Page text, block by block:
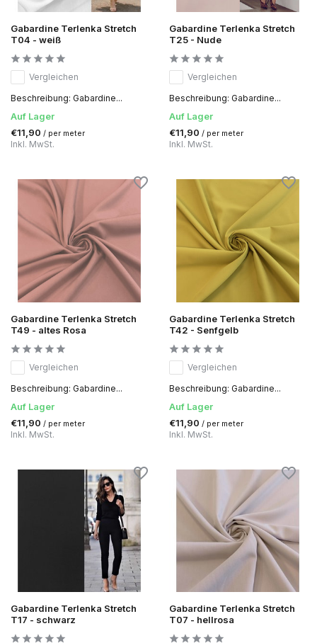
Gabardine Terlenka Stretch
T04 - weiß
Vergleichen
Beschreibung: Gabardine...
Auf Lager
€11,90 / per meter
Inkl. MwSt.
Gabardine Terlenka Stretch
T25 - Nude
Vergleichen
Beschreibung: Gabardine...
Auf Lager
€11,90 / per meter
Inkl. MwSt.
Gabardine Terlenka Stretch
T49 - altes Rosa
Vergleichen
Beschreibung: Gabardine...
Auf Lager
€11,90 / per meter
Inkl. MwSt.
Gabardine Terlenka Stretch
T42 - Senfgelb
Vergleichen
Beschreibung: Gabardine...
Auf Lager
€11,90 / per meter
Inkl. MwSt.
Gabardine Terlenka Stretch
T17 - schwarz
Gabardine Terlenka Stretch
T07 - hellrosa